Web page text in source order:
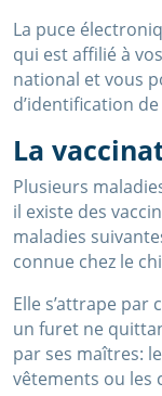
La puce
qui est affilié à
national et vous
d’identification
La
Plusieurs
il existe des
maladies
connue chez le
Elle s’attrape par
un furet ne
par ses maîtres:
vêtements ou les